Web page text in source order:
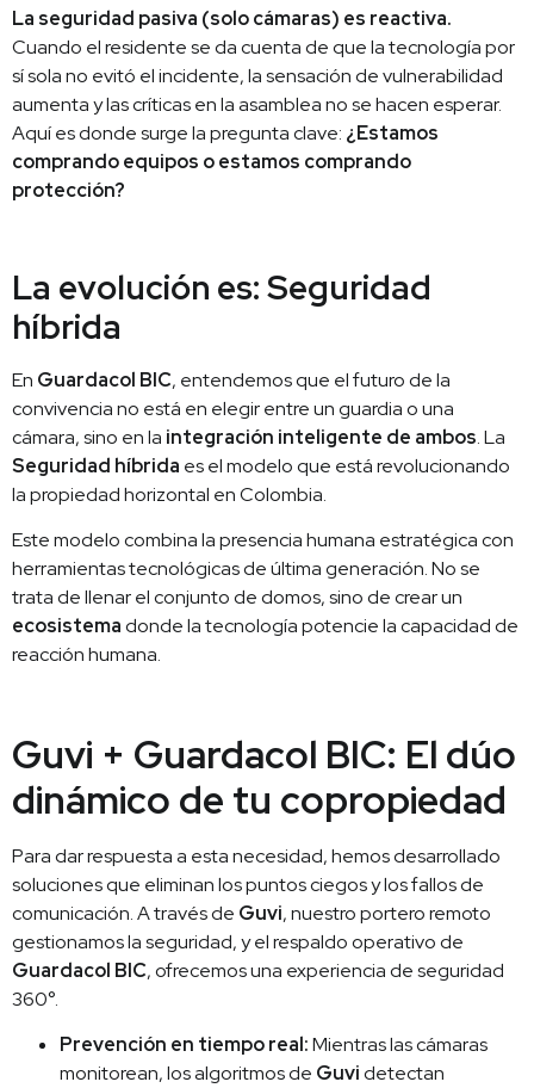
La seguridad pasiva (solo cámaras) es reactiva.
Cuando el residente se da cuenta de que la tecnología por
sí sola no evitó el incidente, la sensación de vulnerabilidad
aumenta y las críticas en la asamblea no se hacen esperar.
Aquí es donde surge la pregunta clave: ¿Estamos
comprando equipos o estamos comprando
protección?
La evolución es: Seguridad
híbrida
En Guardacol BIC, entendemos que el futuro de la
convivencia no está en elegir entre un guardia o una
cámara, sino en la integración inteligente de ambos. La
Seguridad híbrida es el modelo que está revolucionando
la propiedad horizontal en Colombia.
Este modelo combina la presencia humana estratégica con
herramientas tecnológicas de última generación. No se
trata de llenar el conjunto de domos, sino de crear un
ecosistemadonde la tecnología potencie la capacidad de
reacción humana.
Guvi + Guardacol BIC: El dúo
dinámico de tu copropiedad
Para dar respuesta a esta necesidad, hemos desarrollado
soluciones que eliminan los puntos ciegos y los fallos de
comunicación. A través de Guvi, nuestro portero remoto
gestionamos la seguridad, y el respaldo operativo de
Guardacol BIC, ofrecemos una experiencia de seguridad
360°.
Prevención en tiempo real:Mientras las cámaras
monitorean, los algoritmos de Guvidetectan